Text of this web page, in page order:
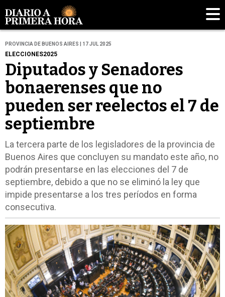
PROVINCIA DE BUENOS AIRES | 17 JUL 2025
ELECCIONES2025
Diputados y Senadores
bonaerenses que no
pueden ser reelectos el 7 de
septiembre
La tercera parte de los legisladores de la provincia de
Buenos Aires que concluyen su mandato este año, no
podrán presentarse en las elecciones del 7 de
septiembre, debido a que no se eliminó la ley que
impide presentarse a los tres períodos en forma
consecutiva.